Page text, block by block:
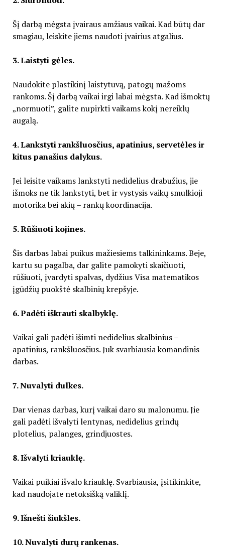
Šį darbą mėgsta įvairaus amžiaus vaikai. Kad būtų dar
smagiau, leiskite jiems naudoti įvairius atgalius.
3. Laistyti gėles.
Naudokite plastikinį laistytuvą, patogų mažoms
rankoms. Šį darbą vaikai irgi labai mėgsta. Kad išmoktų
„normuoti”, galite nupirkti vaikams kokį nereiklų
augalą.
4. Lankstyti rankšluosčius, apatinius, servetėles ir
kitus panašius dalykus.
Jei leisite vaikams lankstyti nedidelius drabužius, jie
išmoks ne tik lankstyti, bet ir vystysis vaikų smulkioji
motorika bei akių – rankų koordinacija.
5. Rūšiuoti kojines.
Šis darbas labai puikus mažiesiems talkininkams. Beje,
kartu su pagalba, dar galite pamokyti skaičiuoti,
rūšiuoti, įvardyti spalvas, dydžius Visa matematikos
įgūdžių puokštė skalbinių krepšyje.
6. Padėti iškrauti skalbyklę.
Vaikai gali padėti išimti nedidelius skalbinius –
apatinius, rankšluosčius. Juk svarbiausia komandinis
darbas.
7. Nuvalyti dulkes.
Dar vienas darbas, kurį vaikai daro su malonumu. Jie
gali padėti išvalyti lentynas, nedidelius grindų
plotelius, palanges, grindjuostes.
8. Išvalyti kriauklę.
Vaikai puikiai išvalo kriauklę. Svarbiausia, įsitikinkite,
kad naudojate netoksišką valiklį.
9. Išnešti šiukšles.
10. Nuvalyti durų rankenas.